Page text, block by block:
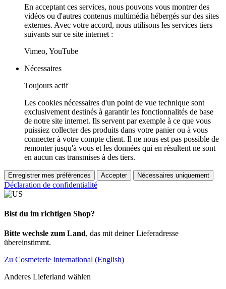
En acceptant ces services, nous pouvons vous montrer des
vidéos ou d'autres contenus multimédia hébergés sur des sites
externes. Avec votre accord, nous utilisons les services tiers
suivants sur ce site internet :
Vimeo, YouTube
Nécessaires
Toujours actif
Les cookies nécessaires d'un point de vue technique sont
exclusivement destinés à garantir les fonctionnalités de base
de notre site internet. Ils servent par exemple à ce que vous
puissiez collecter des produits dans votre panier ou à vous
connecter à votre compte client. Il ne nous est pas possible de
remonter jusqu'à vous et les données qui en résultent ne sont
en aucun cas transmises à des tiers.
Enregistrer mes préférences Accepter Nécessaires uniquement
Déclaration de confidentialité
Bist du im richtigen Shop?
Bitte wechsle zum Land, das mit deiner Lieferadresse
übereinstimmt.
Zu Cosmeterie International (English)
Anderes Lieferland wählen